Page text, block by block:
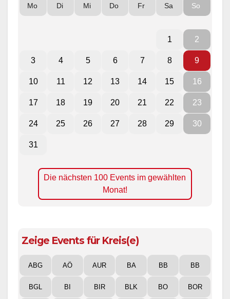
Mo Di Mi Do Fr Sa So
1 2
3 4 5 6 7 8 9
10 11 12 13 14 15 16
17 18 19 20 21 22 23
24 25 26 27 28 29 30
31
Die nächsten 100 Events im gewählten
Monat!
Zeige Events für Kreis(e)
ABG AÖ AUR BA BB BB
BGL BI BIR BLK BO BOR